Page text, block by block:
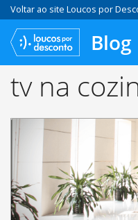
Voltar ao site Loucos por
Blog
tv na